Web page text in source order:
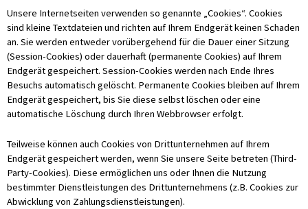
Unsere Internetseiten verwenden so genannte „Cookies“. Cookies
sind kleine Textdateien und richten auf Ihrem Endgerät keinen Schaden
an. Sie werden entweder vorübergehend für die Dauer einer Sitzung
(Session-Cookies) oder dauerhaft (permanente Cookies) auf Ihrem
Endgerät gespeichert. Session-Cookies werden nach Ende Ihres
Besuchs automatisch gelöscht. Permanente Cookies bleiben auf Ihrem
Endgerät gespeichert, bis Sie diese selbst löschen oder eine
automatische Löschung durch Ihren Webbrowser erfolgt.
Teilweise können auch Cookies von Drittunternehmen auf Ihrem
Endgerät gespeichert werden, wenn Sie unsere Seite betreten (Third-
Party-Cookies). Diese ermöglichen uns oder Ihnen die Nutzung
bestimmter Dienstleistungen des Drittunternehmens (z.B. Cookies zur
Abwicklung von Zahlungsdienstleistungen).